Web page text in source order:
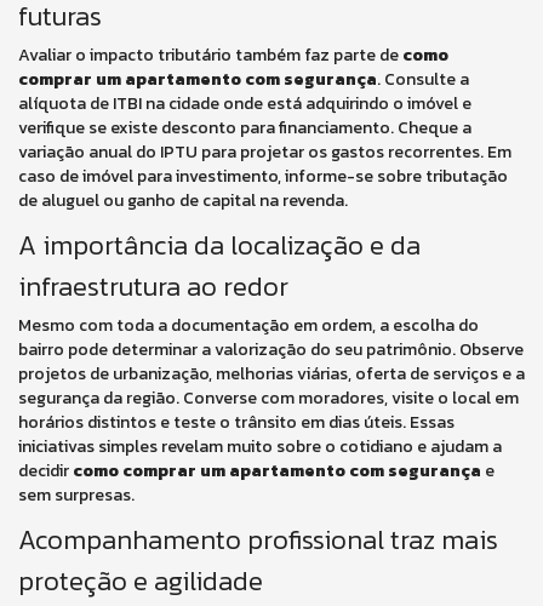
futuras
Avaliar o impacto tributário também faz parte decomo
comprar um apartamento com segurança. Consulte a
alíquota de ITBI na cidade onde está adquirindo o imóvel e
verifique se existe desconto para financiamento. Cheque a
variação anual do IPTU para projetar os gastos recorrentes. Em
caso de imóvel para investimento, informe-se sobre tributação
de aluguel ou ganho de capital na revenda.
A importância da localização e da
infraestrutura ao redor
Mesmo com toda a documentação em ordem, a escolha do
bairro pode determinar a valorização do seu patrimônio. Observe
projetos de urbanização, melhorias viárias, oferta de serviços e a
segurança da região. Converse com moradores, visite o local em
horários distintos e teste o trânsito em dias úteis. Essas
iniciativas simples revelam muito sobre o cotidiano e ajudam a
decidircomo comprar um apartamento com segurança e
sem surpresas.
Acompanhamento profissional traz mais
proteção e agilidade